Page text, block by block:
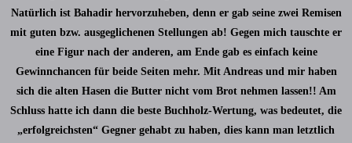
Natürlich ist Bahadir hervorzuheben, denn er gab seine zwei Remisen
mit guten bzw. ausgeglichenen Stellungen ab! Gegen mich tauschte er
eine Figur nach der anderen, am Ende gab es einfach keine
Gewinnchancen für beide Seiten mehr. Mit Andreas und mir haben
sich die alten Hasen die Butter nicht vom Brot nehmen lassen!! Am
Schluss hatte ich dann die beste Buchholz-Wertung, was bedeutet, die
„erfolgreichsten“ Gegner gehabt zu haben, dies kann man letztlich